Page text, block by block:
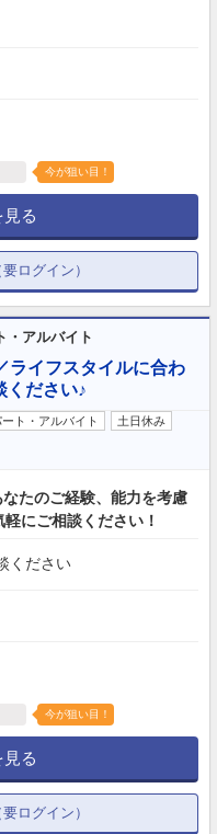
今が狙い目！
る
ログイン）
・アルバイト
ライフスタイルに合わ
ださい♪
ート・アルバイト
土日休み
たのご経験、能力を考慮
にご相談ください！
ください
今が狙い目！
る
ログイン）